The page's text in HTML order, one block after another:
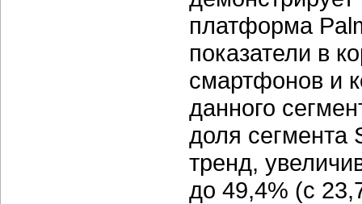
платформа
показатели в
смартфонов и
данного
доля сегмента
тренд,
до 49,4% (с